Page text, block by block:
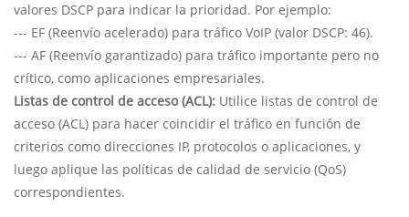
valores DSCP para indicar la prioridad. Por ejemplo:
--- EF (Reenvío acelerado) para tráfico VoIP (valor DSCP: 46).
--- AF (Reenvío garantizado) para tráfico importante pero no
crítico, como aplicaciones empresariales.
Listas de control de acceso (ACL): Utilice listas de control de
acceso (ACL) para hacer coincidir el tráfico en función de
criterios como direcciones IP, protocolos o aplicaciones, y
luego aplique las políticas de calidad de servicio (QoS)
correspondientes.